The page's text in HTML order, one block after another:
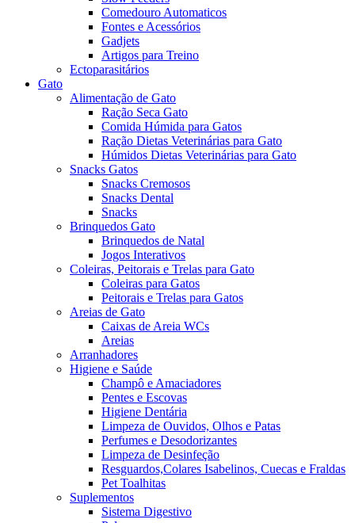
Comedouro Automaticos
Fontes e Acessórios
Gadjets
Artigos para Treino
Ectoparasitários
Gato
Alimentação de Gato
Ração Seca Gato
Comida Húmida para Gatos
Ração Dietas Veterinárias para Gato
Húmidos Dietas Veterinárias para Gato
Snacks Gatos
Snacks Cremosos
Snacks Dental
Snacks
Brinquedos Gato
Brinquedos de Natal
Jogos Interativos
Coleiras, Peitorais e Trelas para Gato
Coleiras para Gatos
Peitorais e Trelas para Gatos
Areias de Gato
Caixas de Areia WCs
Areias
Arranhadores
Higiene e Saúde
Champô e Amaciadores
Pentes e Escovas
Higiene Dentária
Limpeza de Ouvidos, Olhos e Patas
Perfumes e Desodorizantes
Limpeza de Desinfeção
Resguardos,Colares Isabelinos, Cuecas e Fraldas
Pet Toalhitas
Suplementos
Sistema Digestivo